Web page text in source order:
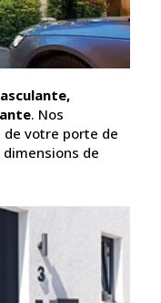
. Nos
votre porte de
de